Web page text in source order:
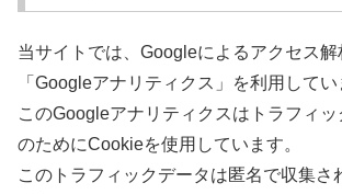
当サイトでは、Googleによるアクセス
「Googleアナリティクス」を利用してい
このGoogleアナリティクスはトラフィ
のためにCookieを使用しています。
このトラフィックデータは匿名で収集さ